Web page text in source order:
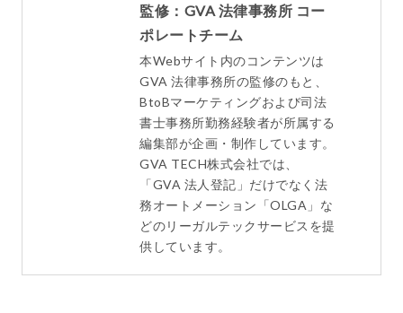
監修：GVA 法律事務所 コー
ポレートチーム
本Webサイト内のコンテンツは
GVA 法律事務所の監修のもと、
BtoBマーケティングおよび司法
書士事務所勤務経験者が所属する
編集部が企画・制作しています。
GVA TECH株式会社では、
「GVA 法人登記」だけでなく法
務オートメーション「OLGA」な
どのリーガルテックサービスを提
供しています。